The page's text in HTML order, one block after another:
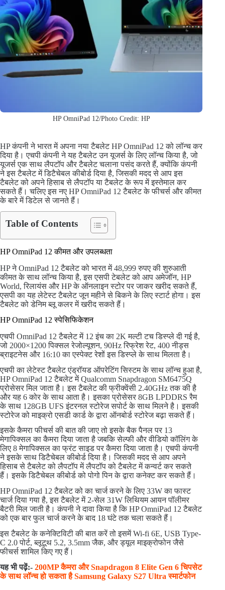
HP OmniPad 12/Photo Credit: HP
HP कंपनी ने भारत में अपना नया टैबलेट HP OmniPad 12 को लॉन्च कर
दिया है। एचपी कंपनी ने यह टैबलेट उन यूजर्स के लिए लॉन्च किया है, जो
यूजर्स एक साथ लैपटॉप और टैबलेट चलाना पसंद करते हैं, क्योंकि कंपनी
ने इस टैबलेट में डिटैचेबल कीबोर्ड दिया है, जिसकी मदद से आप इस
टैबलेट को अपने हिसाब से लैपटॉप या टैबलेट के रूप में इस्तेमाल कर
सकते हैं। चलिए इस नए HP OmniPad 12 टैबलेट के फीचर्स और कीमत
के बारे में डिटेल से जानते हैं।
Table of Contents
HP OmniPad 12 कीमत और उपलब्धता
HP ने OmniPad 12 टैबलेट को भारत में 48,999 रुपए की शुरुआती
कीमत के साथ लॉन्च किया है, इस एसपी टेबलेट को आप अमेजॉन, HP
World, रिलायंस और HP के ऑनलाइन स्टोर पर जाकर खरीद सकते हैं,
एसपी का यह लेटेस्ट टैबलेट जून महीने से बिकने के लिए स्टार्ट होगा। इस
टैबलेट को डेनिम ब्लू कलर में खरीद सकते हैं।
HP OmniPad 12 स्पेसिफिकेशन
एचपी OmniPad 12 टैबलेट में 12 इंच का 2K मल्टी टच डिस्प्ले दी गई है,
जो 2000×1200 पिक्सल रेजोल्यूशन, 90Hz रिफ्रेश रेट, 400 नीड्स
ब्राइटनेस और 16:10 का एस्पेक्ट रेशों इस डिस्प्ले के साथ मिलता है।
एचपी का लेटेस्ट टैबलेट एंड्रॉयड ऑपरेटिंग सिस्टम के साथ लॉन्च हुआ है,
HP OmniPad 12 टैबलेट में Qualcomm Snapdragon SM6475Q
प्रोसेसर मिल जाता है। इस टैबलेट की फ्रीक्वेंसी 2.40GHz तक की है
और यह 6 कोर के साथ आता है। इसका प्रोसेसर 8GB LPDDRS रैम
के साथ 128GB UFS इंटरनल स्टोरेज सपोर्ट के साथ मिलने है। इसकी
स्टोरेज को माइक्रो एसडी कार्ड के द्वारा ऑनबोर्ड स्टोरेज बढ़ा सकते हैं।
इसके कैमरा फीचर्स की बात की जाए तो इसके बैक पैनल पर 13
मेगापिक्सल का कैमरा दिया जाता है जबकि सेल्फी और वीडियो कॉलिंग के
लिए 8 मेगापिक्सल का फ्रंट साइड पर कैमरा दिया जाता है। एचपी कंपनी
ने इसके साथ डिटैचेबल कीबोर्ड दिया है। जिसकी मदद से आप अपने
हिसाब से टैबलेट को लैपटॉप में लैपटॉप को टैबलेट में कन्वर्ट कर सकते
हैं। इसके डिटैचेबल कीबोर्ड को पोगो पिन के द्वारा कनेक्ट कर सकते हैं।
HP OmniPad 12 टैबलेट को का चार्ज करने के लिए 33W का फास्ट
चार्ज दिया गया है, इस टैबलेट में 2-सेल 31W लिथियम आयन पॉलीमर
बैटरी मिल जाती है। कंपनी ने दावा किया है कि HP OmniPad 12 टैबलेट
को एक बार फुल चार्ज करने के बाद 18 घंटे तक चला सकते हैं।
इस टैबलेट के कनेक्टिविटी की बात करें तो इसमें Wi-fi 6E, USB Type-
C 2.0 पोर्ट, ब्लूटूथ 5.2, 3.5mm जैक, और ड्यूल माइक्रोफोन जैसे
फीचर्स शामिल किए गए हैं।
यह भी पढ़ें:- 200MP कैमरा और Snapdragon 8 Elite Gen 6 चिपसेट
के साथ लॉन्च हो सकता है Samsung Galaxy S27 Ultra स्मार्टफोन